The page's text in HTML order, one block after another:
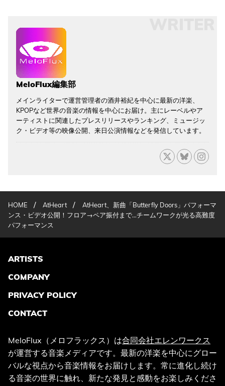
MeloFlux編集部
メインライターで運営管理者の酒井裕紀を中心に最新の洋楽、
KPOPなど世界の音楽の情報を中心にお届け。主にレーベルやア
ーティストに関連したプレスリリースやランキング、ミュージッ
ク・ビデオ等の映像公開、来日公演情報などを発信しています。
HOME / AtHeart /
AtHeart、新曲「Butterfly Doors」パフォーマ
ンス・ビデオ公開！フロア→ペア振付まで…チームワークが光る高難度
パフォーマンス
ARTISTS
COMPANY
PRIVACY POLICY
CONTACT
MeloFlux（メロフラックス）は合同会社エレンワークス
が運営する音楽メディアです。最新の洋楽を中心にグロー
バルな視点から音楽情報をお届けします。常に進化し続け
る音楽の世界に触れ、新たな発見と感動をお楽しみくださ